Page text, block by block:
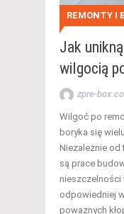
REMONTY I
Jak
wilgocią
zpre-
Wilgoć po
boryka się
Niezależnie od
są prace
nieszczelności
odpowiedniej
poważnych